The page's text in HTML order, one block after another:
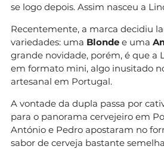
se logo depois. Assim nasceu a
Recentemente, a marca decidiu
variedades: uma Blonde e uma
grande novidade, porém, é que a
em formato mini, algo inusitado
artesanal em Portugal.
A vontade da dupla passa por
para o panorama cervejeiro em
António e Pedro apostaram no
sabor de cerveja bastante